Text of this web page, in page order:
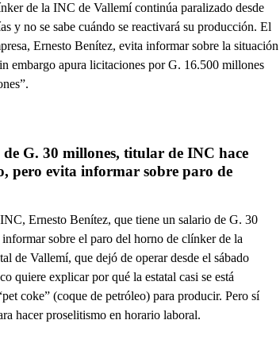
de la INC de Vallemí continúa paralizado desde
y no se sabe cuándo se reactivará su producción. El
Ernesto Benítez, evita informar sobre la situación
embargo apura licitaciones por G. 16.500 millones
de G. 30 millones, titular de INC hace
pero evita informar sobre paro de
Ernesto Benítez, que tiene un salario de G. 30
sobre el paro del horno de clínker de la
de Vallemí, que dejó de operar desde el sábado
quiere explicar por qué la estatal casi se está
coke” (coque de petróleo) para producir. Pero sí
hacer proselitismo en horario laboral.